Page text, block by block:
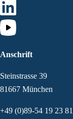
Anschrift
Steinstrasse 39
81667 München
+49 (0)89-54 19 23 81